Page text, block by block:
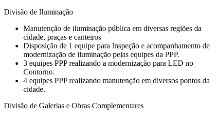
Divisão de Iluminação
Manutenção de iluminação pública em diversas regiões da
cidade, praças e canteiros
Disposição de 1 equipe para Inspeção e acompanhamento de
modernização de iluminação pelas equipes da PPP.
3 equipes PPP realizando a modernização para LED no
Contorno.
4 equipes PPP realizando manutenção em diversos pontos da
cidade.
Divisão de Galerias e Obras Complementares